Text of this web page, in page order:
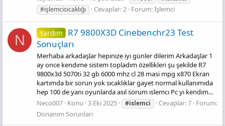
#işlemcisıcaklığı
Cevaplar: 2 Forum:İşlemci
N Yardım
R7 9800X3D Cinebenchr23 Test
Sonuçları
Merhaba arkadaşlar hepinize iyi günler dilerim Arkadaşlar 1
ay once kendıme sistem topladım özellikleri şu şekilde R7
9800x3d 5070ti 32 gb 6000 mhz cl 28 masi mpg x870 Ekran
kartımda bir sorun yok sıcaklıklar gayet normal kullanımıda
hep 100 de yanı oyunlarda asıl sorum ıslemcı Pc yı kendım...
Neco007 Konu 3 Eki 2025 #islemci Cevaplar: 7 Forum:
Donanım Sorunları